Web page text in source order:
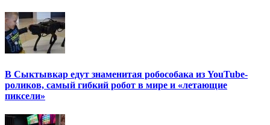
В Сыктывкар едут знаменитая робособака из YouTube-
роликов, самый гибкий робот в мире и «летающие
пиксели»